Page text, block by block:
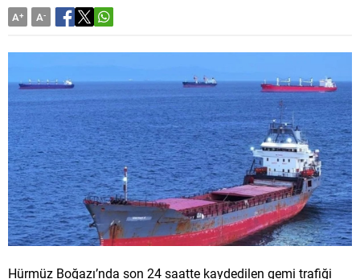
A+ A-
Hürmüz Boğazı’nda son 24 saatte kaydedilen gemi trafiği